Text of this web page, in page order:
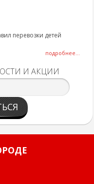
перевозки детей
подробнее...
И АКЦИИ